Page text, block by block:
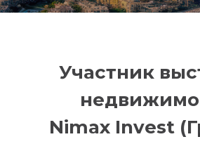
Участник
Nimax Invest